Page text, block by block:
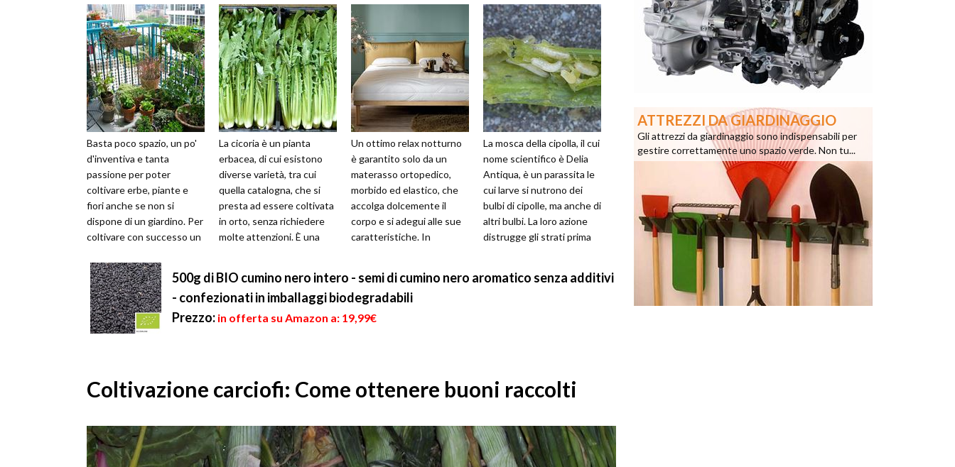
Basta poco spazio, un po'
d'inventiva e tanta
passione per poter
coltivare erbe, piante e
fiori anche se non si
dispone di un giardino. Per
coltivare con successo un
occorrono i vasi ...
La cicoria è un pianta
erbacea, di cui esistono
diverse varietà, tra cui
quella catalogna, che si
presta ad essere coltivata
in orto, senza richiedere
molte attenzioni. È una
Un ottimo relax notturno
è garantito solo da un
materasso ortopedico,
morbido ed elastico, che
accolga dolcemente il
corpo e si adegui alle sue
caratteristiche. In
La mosca della cipolla, il cui
nome scientifico è Delia
Antiqua, è un parassita le
cui larve si nutrono dei
bulbi di cipolle, ma anche di
altri bulbi. La loro azione
distrugge gli strati prima
500g di BIO cumino nero intero - semi di cumino nero aromatico senza additivi
- confezionati in imballaggi biodegradabili
Prezzo: in offerta su Amazon a: 19,99€
Coltivazione carciofi: Come ottenere buoni raccolti
ATTREZZI DA GIARDINAGGIO
Gli attrezzi da giardinaggio sono indispensabili per
gestire correttamente uno spazio verde. Non tu...